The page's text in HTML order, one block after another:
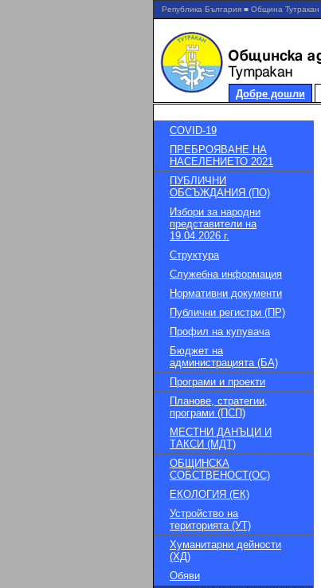
Република България ■ Община Тутракан
Добре дошли
COVID-19
ПРЕБРОЯВАНЕ НА
НАСЕЛЕНИЕТО 2021
ПУБЛИЧНИ
ОБСЪЖДАНИЯ (ПО)
Избори за народни
представители на
19.04.2026 г.
Структура
Служебна информация
Нормативни документи
Публични регистри (ПР)
Профил на купувача
Бюджет на
администрацията (БА)
Програми и проекти
Планове, стратегии,
програми (ПСП)
МЕСТНИ ДАНЪЦИ И
ТАКСИ (МДТ)
ОБЩИНСКА
СОБСТВЕНОСТ(ОС)
ЕКОЛОГИЯ (ЕК)
Устройство на
територията (УТ)
Хуманитарни дейности
(ХД)
Обяви